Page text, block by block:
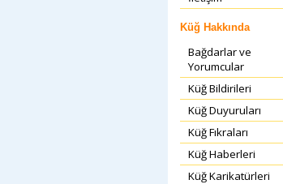
Küğ Hakkında
Bağdarlar ve
Yorumcular
Küğ Bildirileri
Küğ Duyuruları
Küğ Fıkraları
Küğ Haberleri
Küğ Karikatürleri